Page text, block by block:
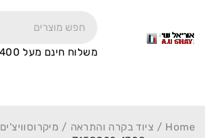
משלוח חינם מעל 400 ש"ח
Home
/ ציוד בקרה והתראה / מיקרוסוויצ'ים